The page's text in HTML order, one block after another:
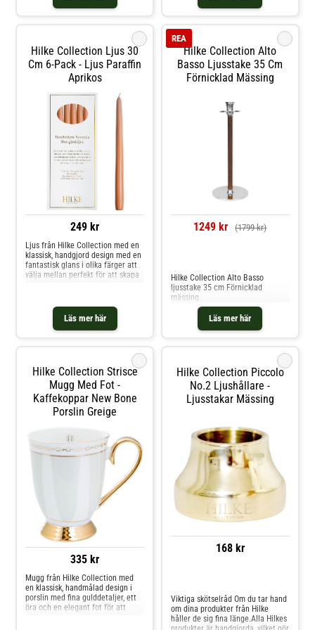
Hilke Collection Ljus 30
Cm 6-Pack - Ljus Paraffin
Aprikos
249 kr
Läs mer här
Ljus från Hilke Collection med en
klassisk, handgjord design med en
fantastisk glans i olika färger att
välja mellan perfekt för att skapa
ljusen från Hilke Collection- 30
cm.- Diameter: 22 mm.- 6 ljus.-
Lackerade och gjorda av stearin
finns i olika färger.Skötselråd för
uppsikt. Shoppa Ljus och mer
Ljusstakar & Ljuslyktor hos Royal
Design.
Hilke Collection Alto
Basso Ljusstake 35 Cm
Förnicklad Mässing
REA
1249 kr (1799 kr)
Läs mer här
Hilke Collection Alto Basso
ljusstake 35 cm Förnicklad
mässing
Hilke Collection Strisce
Mugg Med Fot -
Kaffekoppar New Bone
Porslin Greige
335 kr
Mugg från Hilke Collection med
en klassisk, handmålad design i
porslin med fina gulddetaljer, ett
öra och en elegant fot för att
Hilke Collection Piccolo
No.2 Ljushållare -
Ljusstakar Mässing
168 kr
Viktiga skötselråd Om du tar hand
om dina produkter från Hilke
håller de sig fina länge.Alla Hilkes